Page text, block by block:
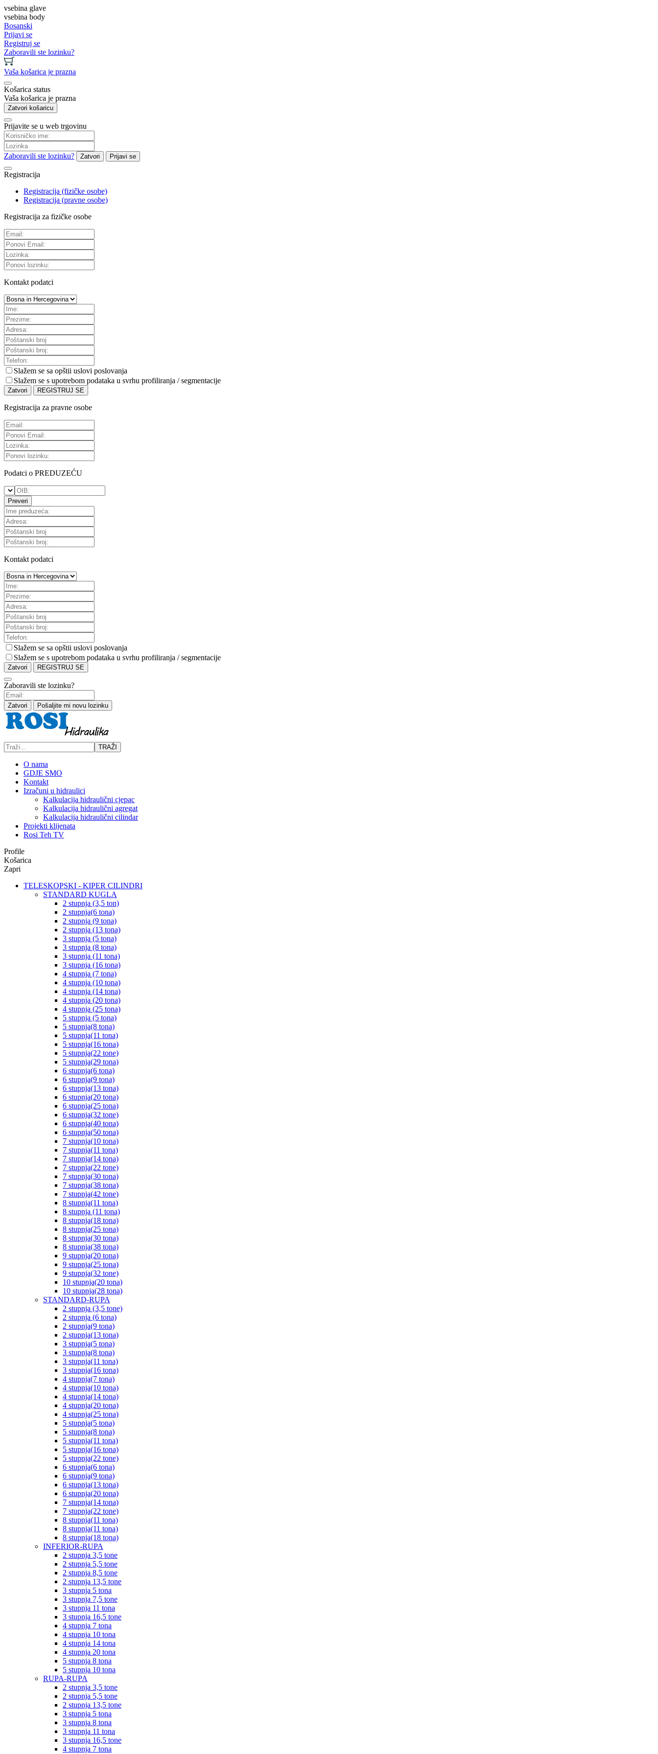
vsebina glave
vsebina body
Bosanski
Prijavi se
Registruj se
Zaboravili ste lozinku?
Vaša košarica je prazna
Košarica status
Vaša košarica je prazna
Zatvori košaricu
Prijavite se u web trgovinu
Zaboravili ste lozinku? Zatvori Prijavi se
Registracija
Registracija (fizičke osobe)
Registracija (pravne osobe)
Registracija za fizičke osobe
Kontakt podatci
Slažem se sa opštii uslovi poslovanja
Slažem se s upotrebom podataka u svrhu profiliranja / segmentacije
Zatvori REGISTRUJ SE
Registracija za pravne osobe
Podatci o PREDUZEĆU
Preveri
Kontakt podatci
Slažem se sa opštii uslovi poslovanja
Slažem se s upotrebom podataka u svrhu profiliranja / segmentacije
Zatvori REGISTRUJ SE
Zaboravili ste lozinku?
Zatvori Pošaljite mi novu lozinku
TRAŽI
O nama
GDJE SMO
Kontakt
Izračuni u hidraulici
Kalkulacija hidraulični cjepac
Kalkulacija hidraulični agregat
Kalkulacija hidraulični cilindar
Projekti klijenata
Rosi Teh TV
Profile
Košarica
Zapri
TELESKOPSKI - KIPER CILINDRI
STANDARD KUGLA
2 stupnja (3,5 ton)
2 stupnja(6 tona)
2 stupnja (9 tona)
2 stupnja (13 tona)
3 stupnja (5 tona)
3 stupnja (8 tona)
3 stupnja (11 tona)
3 stupnja (16 tona)
4 stupnja (7 tona)
4 stupnja (10 tona)
4 stupnja (14 tona)
4 stupnja (20 tona)
4 stupnja (25 tona)
5 stupnja (5 tona)
5 stupnja(8 tona)
5 stupnja(11 tona)
5 stupnja(16 tona)
5 stupnja(22 tone)
5 stupnja(29 tona)
6 stupnja(6 tona)
6 stupnja(9 tona)
6 stupnja(13 tona)
6 stupnja(20 tona)
6 stupnja(25 tona)
6 stupnja(32 tone)
6 stupnja(40 tona)
6 stupnja(50 tona)
7 stupnja(10 tona)
7 stupnja(11 tona)
7 stupnja(14 tona)
7 stupnja(22 tone)
7 stupnja(30 tona)
7 stupnja(38 tona)
7 stupnja(42 tone)
8 stupnja(11 tona)
8 stupnja (11 tona)
8 stupnja(18 tona)
8 stupnja(25 tona)
8 stupnja(30 tona)
8 stupnja(38 tona)
9 stupnja(20 tona)
9 stupnja(25 tona)
9 stupnja(32 tone)
10 stupnja(20 tona)
10 stupnja(28 tona)
STANDARD-RUPA
2 stupnja (3,5 tone)
2 stupnja (6 tona)
2 stupnja(9 tona)
2 stupnja(13 tona)
3 stupnja(5 tona)
3 stupnja(8 tona)
3 stupnja(11 tona)
3 stupnja(16 tona)
4 stupnja(7 tona)
4 stupnja(10 tona)
4 stupnja(14 tona)
4 stupnja(20 tona)
4 stupnja(25 tona)
5 stupnja(5 tona)
5 stupnja(8 tona)
5 stupnja(11 tona)
5 stupnja(16 tona)
5 stupnja(22 tone)
6 stupnja(6 tona)
6 stupnja(9 tona)
6 stupnja(13 tona)
6 stupnja(20 tona)
7 stupnja(14 tona)
7 stupnja(22 tone)
8 stupnja(11 tona)
8 stupnja(11 tona)
8 stupnja(18 tona)
INFERIOR-RUPA
2 stupnja 3,5 tone
2 stupnja 5,5 tone
2 stupnja 8,5 tone
2 stupnja 13,5 tone
3 stupnja 5 tona
3 stupnja 7,5 tone
3 stupnja 11 tona
3 stupnja 16,5 tone
4 stupnja 7 tona
4 stupnja 10 tona
4 stupnja 14 tona
4 stupnja 20 tona
5 stupnja 8 tona
5 stupnja 10 tona
RUPA-RUPA
2 stupnja 3,5 tone
2 stupnja 5,5 tone
2 stupnja 13,5 tone
3 stupnja 5 tona
3 stupnja 8 tona
3 stupnja 11 tona
3 stupnja 16,5 tone
4 stupnja 7 tona